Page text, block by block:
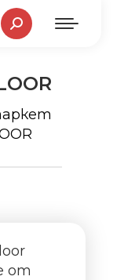
Search:
от